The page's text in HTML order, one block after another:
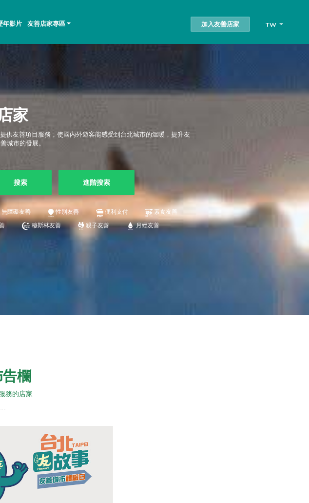
年影片 友善店家專區 加入友善店家 TW
家
供友善項目服務，使國內外遊客能感受到台北城市的溫暖，提升友
城市的發展。
搜索 進階搜索
無障礙友善 性別友善 便利支付
素食友善
穆斯林友善 親子友善 月經友善
欄
務的店家